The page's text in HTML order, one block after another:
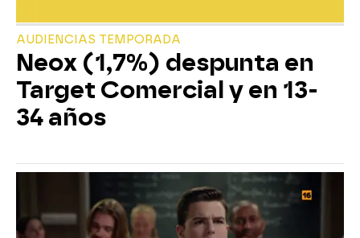
AUDIENCIAS TEMPORADA
Neox (1,7%) despunta en
Target Comercial y en 13-
34 años